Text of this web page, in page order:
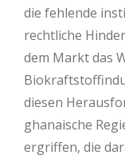
die fehlende
rechtliche
dem Markt das
diesen
ghanaische
ergriffen, die